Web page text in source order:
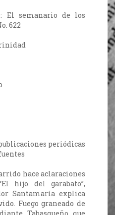
El semanario de los
622
periódicas
hace aclaraciones
hijo del garabato”,
Santamaría explica
Fuego graneado de